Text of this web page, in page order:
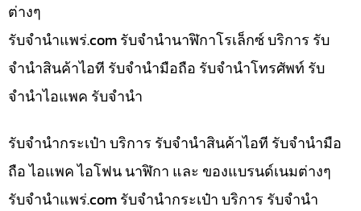
ต่างๆ
รับจํานําแพร่.com รับจำนำนาฬิกาโรเล็กซ์ บริการ รับ
จำนำสินค้าไอที รับจำนำมือถือ รับจำนำโทรศัพท์ รับ
จำนำไอแพค รับจำนำ
รับจำนำกระเป๋า บริการ รับจำนำสินค้าไอที รับจำนำมือ
ถือ ไอแพค ไอโฟน นาฬิกา และ ของแบรนด์เนมต่างๆ
รับจํานําแพร่.com รับจำนำกระเป๋า บริการ รับจำนำ